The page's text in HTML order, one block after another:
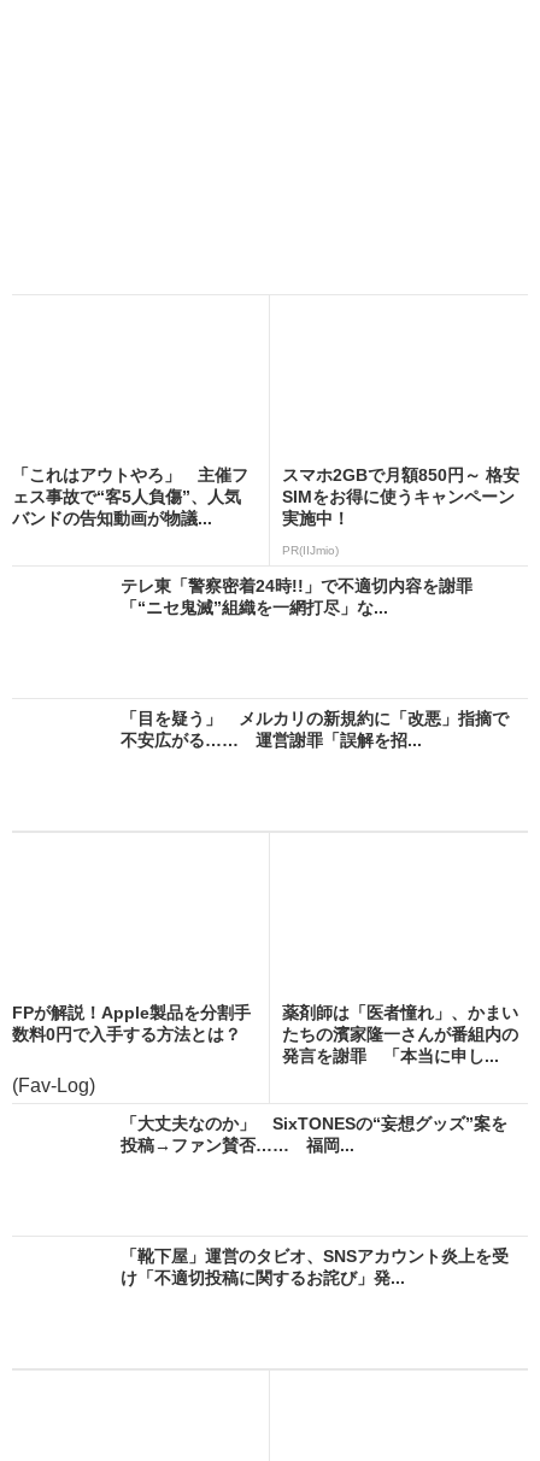
「これはアウトやろ」 主催フ
ェス事故で“客5人負傷”、人気
バンドの告知動画が物議...
スマホ2GBで月額850円～ 格安
SIMをお得に使うキャンペーン
実施中！
PR(IIJmio)
テレ東「警察密着24時!!」で不適切内容を謝罪
「“ニセ鬼滅”組織を一網打尽」な...
「目を疑う」 メルカリの新規約に「改悪」指摘で
不安広がる…… 運営謝罪「誤解を招...
FPが解説！Apple製品を分割手
数料0円で入手する方法とは？
(Fav-Log)
薬剤師は「医者憧れ」、かまい
たちの濱家隆一さんが番組内の
発言を謝罪 「本当に申し...
「大丈夫なのか」 SixTONESの“妄想グッズ”案を
投稿→ファン賛否…… 福岡...
「靴下屋」運営のタビオ、SNSアカウント炎上を受
け「不適切投稿に関するお詫び」発...